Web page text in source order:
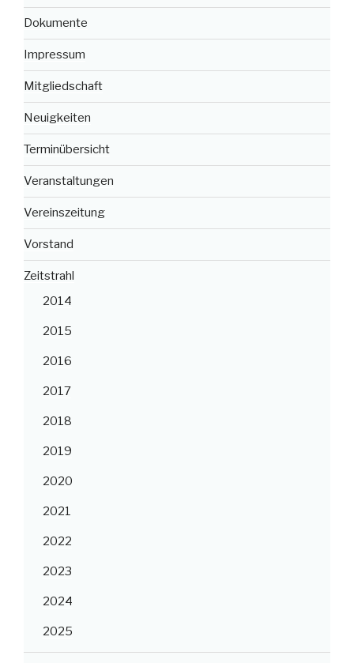
Dokumente
Impressum
Mitgliedschaft
Neuigkeiten
Terminübersicht
Veranstaltungen
Vereinszeitung
Vorstand
Zeitstrahl
2014
2015
2016
2017
2018
2019
2020
2021
2022
2023
2024
2025